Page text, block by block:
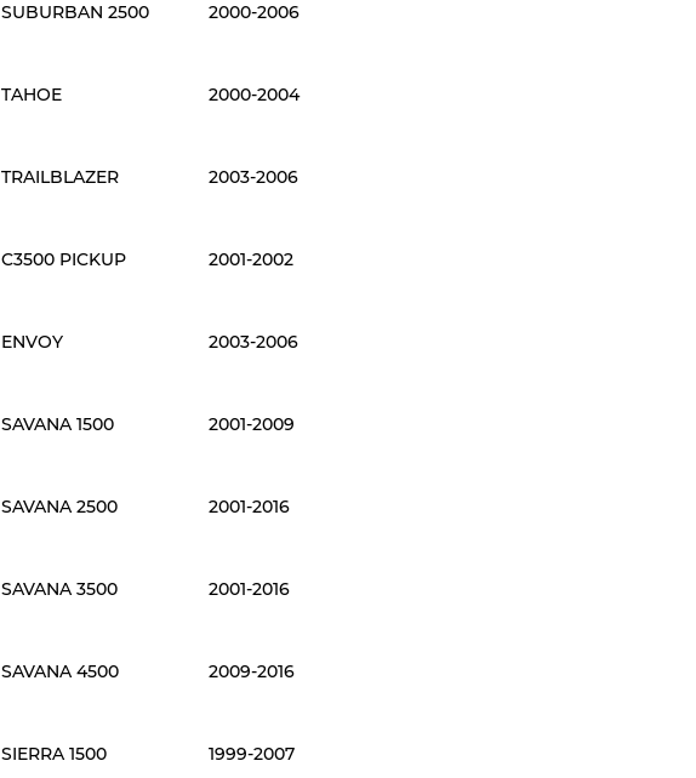
SUBURBAN 2500 2000-2006
TAHOE 2000-2004
TRAILBLAZER 2003-2006
C3500 PICKUP 2001-2002
ENVOY 2003-2006
SAVANA 1500 2001-2009
SAVANA 2500 2001-2016
SAVANA 3500 2001-2016
SAVANA 4500 2009-2016
SIERRA 1500 1999-2007